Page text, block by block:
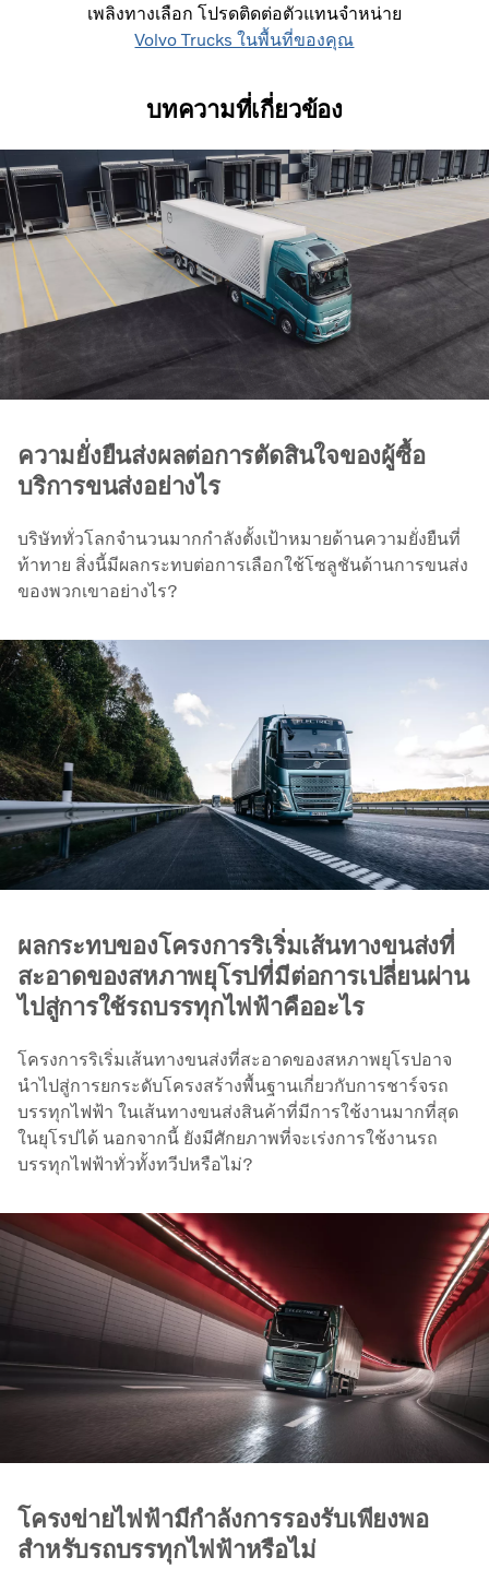
เพลิงทางเลือก โปรดติดต่อตัวแทนจำหน่าย
Volvo Trucks ในพื้นที่ของคุณ
บทความที่เกี่ยวข้อง
ความยั่งยืนส่งผลต่อการตัดสินใจของผู้ซื้อ
บริการขนส่งอย่างไร
บริษัททั่วโลกจำนวนมากกำลังตั้งเป้าหมายด้านความยั่งยืนที่
ท้าทาย สิ่งนี้มีผลกระทบต่อการเลือกใช้โซลูชันด้านการขนส่ง
ของพวกเขาอย่างไร?
ผลกระทบของโครงการริเริ่มเส้นทางขนส่งที่
สะอาดของสหภาพยุโรปที่มีต่อการเปลี่ยนผ่าน
ไปสู่การใช้รถบรรทุกไฟฟ้าคืออะไร
โครงการริเริ่มเส้นทางขนส่งที่สะอาดของสหภาพยุโรปอาจ
นำไปสู่การยกระดับโครงสร้างพื้นฐานเกี่ยวกับการชาร์จรถ
บรรทุกไฟฟ้า ในเส้นทางขนส่งสินค้าที่มีการใช้งานมากที่สุด
ในยุโรปได้ นอกจากนี้ ยังมีศักยภาพที่จะเร่งการใช้งานรถ
บรรทุกไฟฟ้าทั่วทั้งทวีปหรือไม่?
โครงข่ายไฟฟ้ามีกำลังการรองรับเพียงพอ
สำหรับรถบรรทุกไฟฟ้าหรือไม่